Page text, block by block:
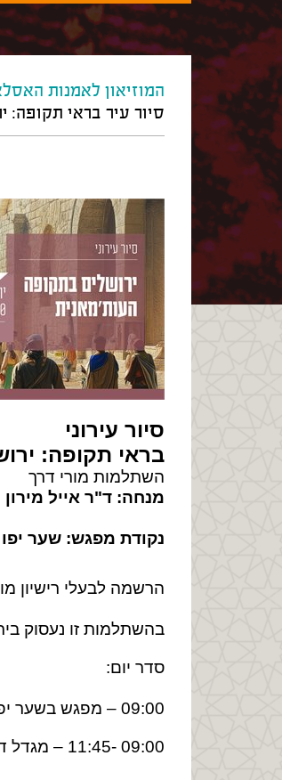
המוזיאון לאמנות
סיור עיר בראי תקופה:
סיור עירוני
בראי תקופה:
השתלמות מורי דרך
מנחה: ד"ר אייל מירון | יום
נקודת מפגש: שער יפו
הרשמה לבעלי רישיון
בהשתלמות זו נעסוק
סדר יום:
09:00 – מפגש בשער יפו
09:00 -11:45 – מגדל דוד: החפירות וקטע מן המוזיאון